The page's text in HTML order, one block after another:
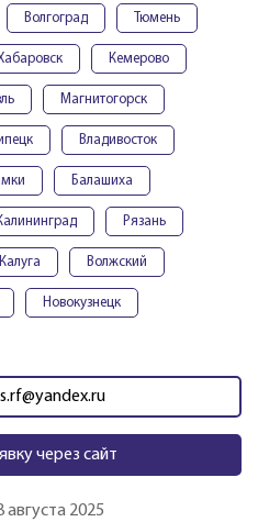
Волгоград Тюмень
Кемерово
Магнитогорск
Владивосток
Балашиха
Рязань
Калуга Волжский
Новокузнецк
через сайт
августа 2025